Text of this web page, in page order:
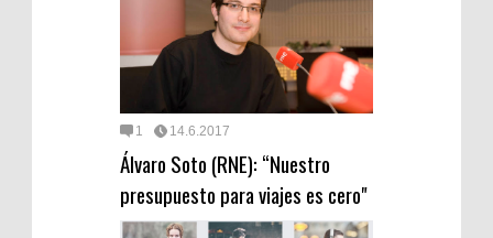
1 14.6.2017
Álvaro Soto (RNE): “Nuestro
presupuesto para viajes es cero"